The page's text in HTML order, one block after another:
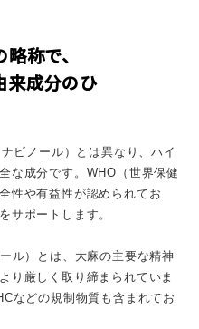
称で、
来成分のひ
ビノール）とは異なり、ハイ
な成分です。WHO（世界保健
性や有益性が認められてお
サポートします。
ル）とは、大麻の主要な精神
り厳しく取り締まられていま
などの規制物質も含まれてお